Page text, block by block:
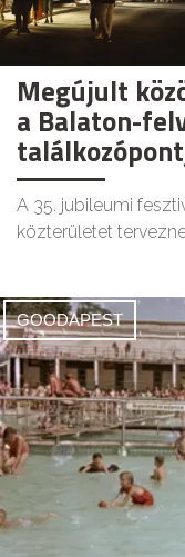
Megújult
a Balaton-
A 35. jubileumi
közterületet
GOODAPEST